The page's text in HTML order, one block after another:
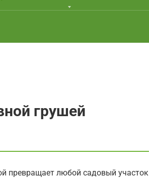
грушей
превращает любой садовый участок